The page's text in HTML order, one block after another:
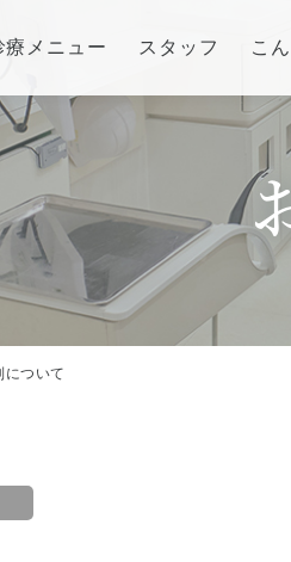
ご紹介
番町オフィス
アクセス
療メニュー
インプラント/骨
インプラント/骨増生
治療の流れ、当院での
よくある質問
症例集
スタッフ こ
について